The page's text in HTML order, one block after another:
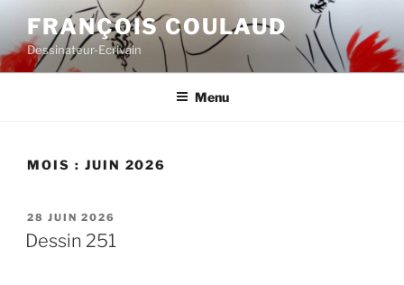
contenu
principal
FRANÇOIS COULAUD
Dessinateur-Ecrivain
Menu
MOIS : JUIN 2026
PUBLIÉ
LE
28 JUIN 2026
Dessin 251